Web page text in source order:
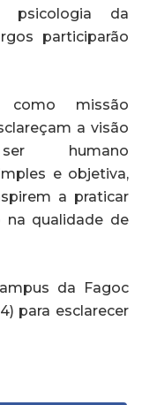
da
participarão
missão
a visão
humano
e objetiva,
a praticar
na qualidade de
da Fagoc
para esclarecer